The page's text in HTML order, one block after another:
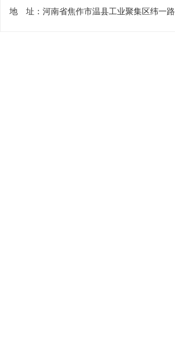
地 址：河南省焦作市温县工业聚集区纬一路